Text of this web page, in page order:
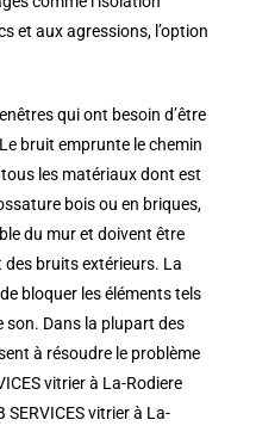
et aux agressions, l’option
qui ont besoin d’être
bruit emprunte le chemin
les matériaux dont est
bois ou en briques,
du mur et doivent être
des bruits extérieurs. La
bloquer les éléments tels
son. Dans la plupart des
à résoudre le problème
vitrier à La-Rodiere
SERVICES vitrier à La-